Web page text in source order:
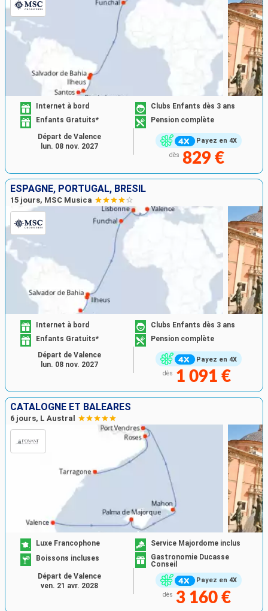
Payez en 4X
Internet à bord
Clubs Enfants dès 3 ans
Enfants Gratuits*
Pension complète
dès 829 €
Départ de Valence
lun. 08 nov. 2027
ESPAGNE, PORTUGAL, BRÉSIL
15 jours, MSC Musica
Payez en 4X
Internet à bord
Clubs Enfants dès 3 ans
Enfants Gratuits*
Pension complète
dès 1 091 €
Départ de Valence
lun. 08 nov. 2027
CATALOGNE ET BALÉARES
6 jours, L Austral
Payez en 4X
Luxe Francophone
Service Majordome inclus
Boissons incluses
Gastronomie Ducasse
Conseil
dès 3 160 €
Départ de Valence
ven. 21 avr. 2028